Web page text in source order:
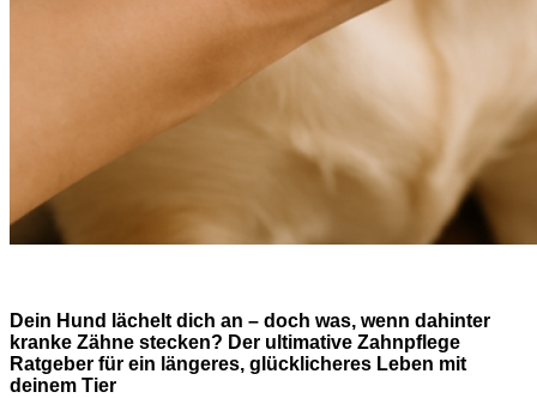
Dein Hund lächelt dich an – doch was, wenn dahinter
kranke Zähne stecken? Der ultimative Zahnpflege
Ratgeber für ein längeres, glücklicheres Leben mit
deinem Tier